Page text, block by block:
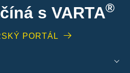
s VARTA®
PORTÁL